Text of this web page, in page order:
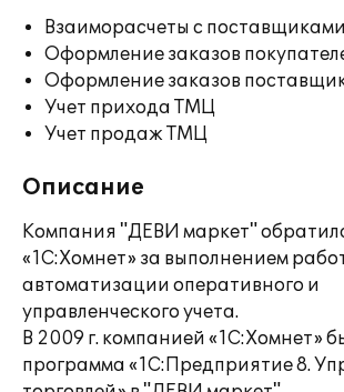
Взаиморасчеты с поставщиками
Оформление заказов
Оформление заказов
Учет прихода ТМЦ
Учет продаж ТМЦ
Описание
Компания "ДЕВИ маркет"
«1С:Хомнет» за выполнением
автоматизации оперативного и
управленческого учета.
В 2009 г. компанией «1С:Хомнет»
программа «1С:Предприятие 8.